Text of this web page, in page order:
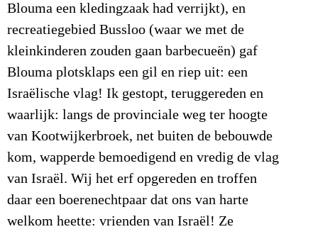
Blouma een kledingzaak had verrijkt), en
recreatiegebied Bussloo (waar we met de
kleinkinderen zouden gaan barbecueën) gaf
Blouma plotsklaps een gil en riep uit: een
Israëlische vlag! Ik gestopt, teruggereden en
waarlijk: langs de provinciale weg ter hoogte
van Kootwijkerbroek, net buiten de bebouwde
kom, wapperde bemoedigend en vredig de vlag
van Israël. Wij het erf opgereden en troffen
daar een boerenechtpaar dat ons van harte
welkom heette: vrienden van Israël! Ze